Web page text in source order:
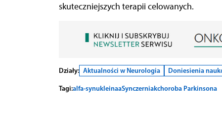
skuteczniejszych terapii celowanych.
Działy: Aktualności w Neurologia Doniesienia
Tagi:alfa-synukleinaaSynczerniakchoroba Parkinsona